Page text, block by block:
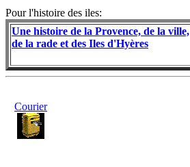
Pour l'histoire des iles:
Une histoire de la Provence, de la ville,
de la rade et des Iles d'Hyères
Courier